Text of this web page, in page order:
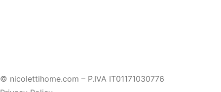
© nicolettihome.com – P.IVA IT01171030776